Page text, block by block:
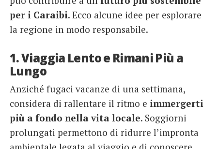
per i Caraibi. Ecco alcune idee per esplorare
la regione in modo responsabile.
1. Viaggia Lento e Rimani Più a
Lungo
Anziché fugaci vacanze di una settimana,
considera di rallentare il ritmo e immergerti
più a fondo nella vita locale. Soggiorni
prolungati permettono di ridurre l’impronta